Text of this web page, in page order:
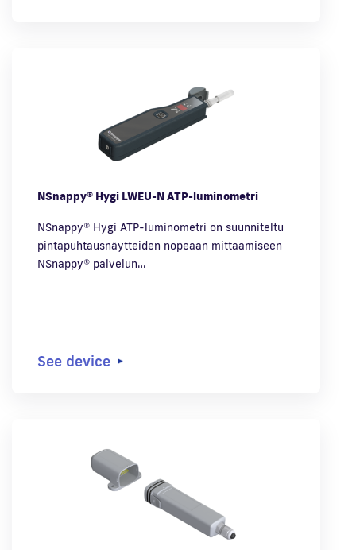
NSnappy® Hygi LWEU-N ATP-luminometri
NSnappy® Hygi ATP-luminometri on suunniteltu
pintapuhtausnäytteiden nopeaan mittaamiseen
NSnappy® palvelun…
See device